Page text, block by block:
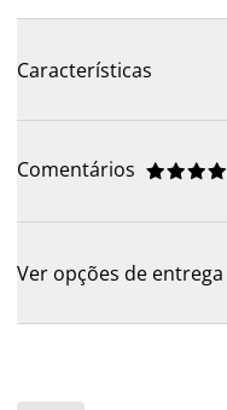
Características
Comentários 




Ver opções de entrega